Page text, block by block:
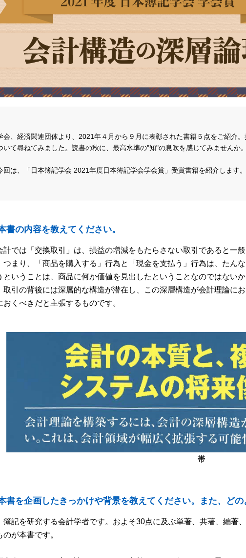
会、経済関連団体より、2021年４月から９月に表彰された書籍５点をご紹介
いて尋ねてみました。読書の秋に、最高水準の"知"の息吹を感じてみませんか。
回は、「日本簿記学会 2021年度日本簿記学会学会賞」受賞書籍を紹介します。
書の内容を教えてください。
計では「交換取引」は、損益の増減をもたらさない取引であると一
つまり、「商品を購入する」行為と「現金を支払う」行為は、たん
ということは、商品に何か価値を見出したということなのではないか
取引の背後には深層的な構造が潜在し、この深層構造が会計理論に
おくべきだと主張するものです。
帯
書を企画したきっかけや背景を教えてください。また、ど
簿記を研究する会計学者です。およそ30点に及ぶ単著、共著、編著
のが本書です。